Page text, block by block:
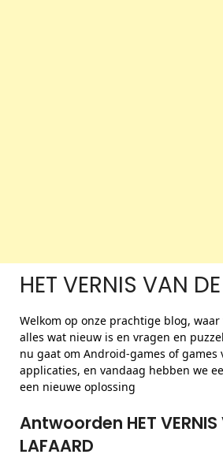
HET VERNIS VAN
Welkom op onze prachtige blog,
alles wat nieuw is en vragen en
nu gaat om Android-games of games
applicaties, en vandaag hebben we
een nieuwe oplossing
Antwoorden HET VERNIS
LAFAARD